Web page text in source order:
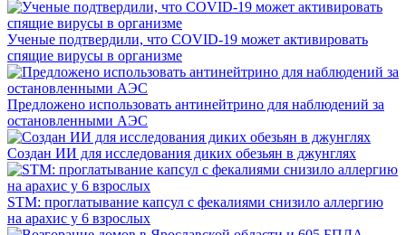
Ученые подтвердили, что COVID-19 может активировать
спящие вирусы в организме
Предложено использовать антинейтрино для наблюдений за
остановленными АЭС
Создан ИИ для исследования диких обезьян в джунглях
STM: проглатывание капсул с фекалиями снизило аллергию
на арахис у 6 взрослых